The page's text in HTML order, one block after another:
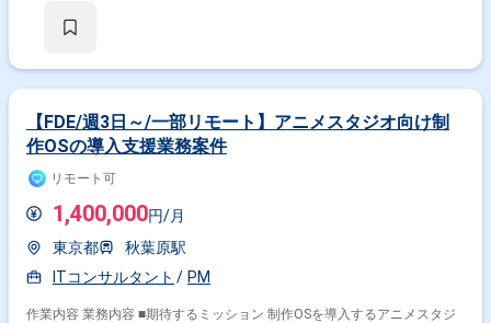
を実施いただきます。また、電力/エネルギー領域特有の業務処理に関す
習得にも前向きに取り組める方が望ましいです。 【ポジションの魅力】
電力/エネルギーという社会インフラに直結する領域において、データ連
携基盤の中核を担う運用保守業務に携わることができます。ETL/EAIツー
ルやジョブ管理ツールなどの運用スキルに加え、クラウド型データウェア
ハウスとの連携知識を習得・強化できる環境です。長期的なプロジェクト
で腰を据えて経験を積むことができます。 【開発環境】 ETL/EAIツール
（ASTERIA Warp等）、SQLを用いたデータベース、SVNまたはGitによる
構成管理、Backlogによるタスク・情報管理、Senjuなどのジョブ管理ツー
ル、Snowflakeなどクラウド型データウェアハウスとの連携環境を利用し
ております。
【FDE/週3日～/一部リモート】アニメスタジオ向け制
作OSの導入支援業務案件
リモート可
1,400,000円/月
東京都
秋葉原駅
ITコンサルタント
PM
作業内容 業務内容 ■期待するミッション 制作OSを導入するアニメスタジ